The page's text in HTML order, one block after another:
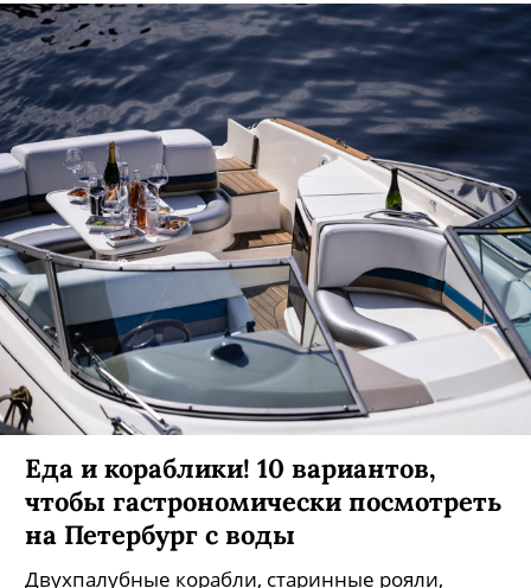
Еда и кораблики! 10 вариантов,
чтобы гастрономически посмотреть
на Петербург с воды